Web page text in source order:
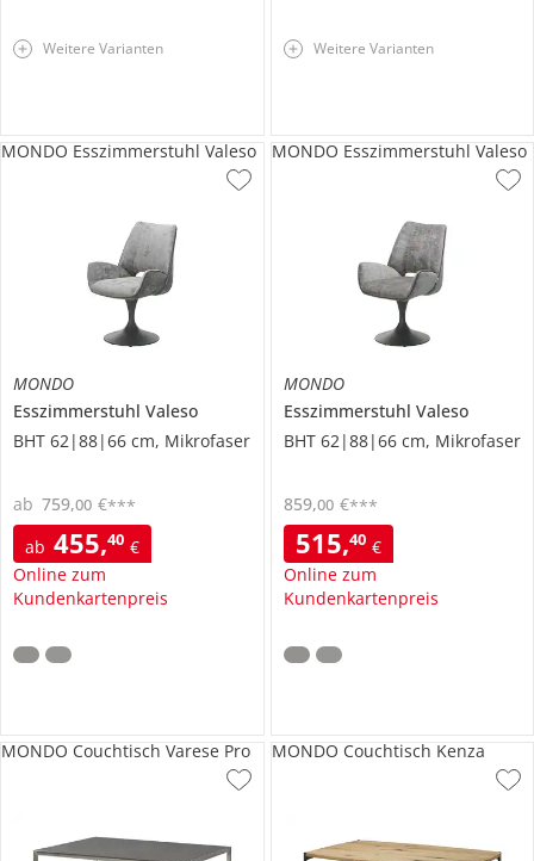
Weitere Varianten Weitere Varianten
MONDO
Esszimmerstuhl Valeso
BHT 62|88|66 cm, Mikrofaser
ab 455,40 €
Online zum
Kundenkartenpreis
ab 759,00 €***
MONDO Esszimmerstuhl Valeso
MONDO
Esszimmerstuhl Valeso
BHT 62|88|66 cm, Mikrofaser
515,40 €
Online zum
Kundenkartenpreis
859,00 €***
MONDO Esszimmerstuhl Valeso
MONDO Couchtisch Varese Pro MONDO Couchtisch Kenza